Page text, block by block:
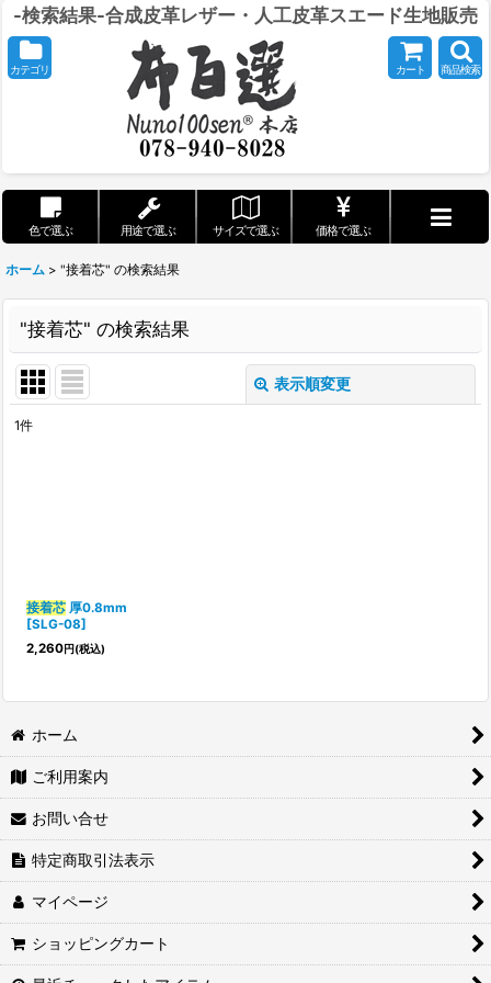
-検索結果-合成皮革レザー・人工皮革スエード生地販売
カテゴリ カート 商品検索
色で選ぶ 用途で選ぶ サイズで選ぶ 価格で選ぶ
ホーム > "接着芯" の検索結果
"接着芯" の検索結果
表示順変更
1件
接着芯 厚0.8mm
[SLG-08]
2,260円(税込)
ホーム
ご利用案内
お問い合せ
特定商取引法表示
マイページ
ショッピングカート